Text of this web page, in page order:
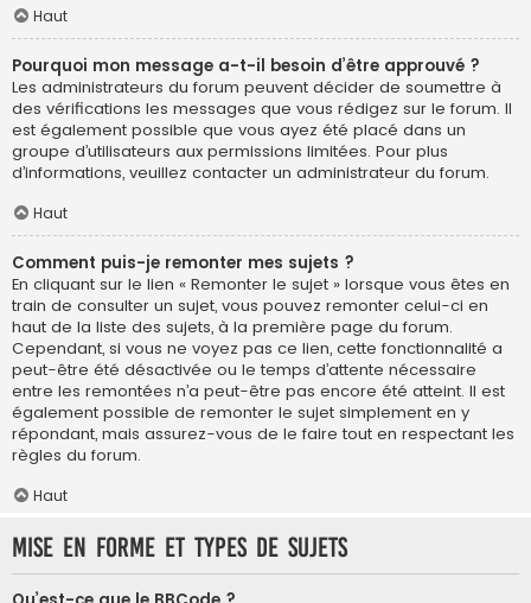
Haut
Pourquoi mon message a-t-il besoin d’être approuvé ?
Les administrateurs du forum peuvent décider de soumettre à
des vérifications les messages que vous rédigez sur le forum. Il
est également possible que vous ayez été placé dans un
groupe d’utilisateurs aux permissions limitées. Pour plus
d’informations, veuillez contacter un administrateur du forum.
Haut
Comment puis-je remonter mes sujets ?
En cliquant sur le lien « Remonter le sujet » lorsque vous êtes en
train de consulter un sujet, vous pouvez remonter celui-ci en
haut de la liste des sujets, à la première page du forum.
Cependant, si vous ne voyez pas ce lien, cette fonctionnalité a
peut-être été désactivée ou le temps d’attente nécessaire
entre les remontées n’a peut-être pas encore été atteint. Il est
également possible de remonter le sujet simplement en y
répondant, mais assurez-vous de le faire tout en respectant les
règles du forum.
Haut
Mise en forme et types de sujets